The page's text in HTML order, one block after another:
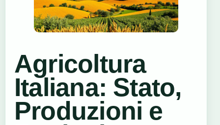
Agricoltura
Italiana: Stato,
Produzioni e